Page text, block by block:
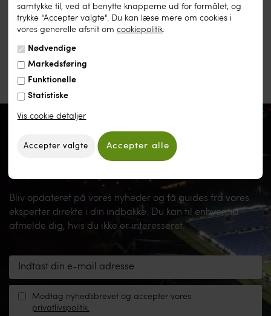
samtykke til, ved at benytte knapperne ud for formålet, og
trykke "Accepter valgte". Du kan læse mere om cookies i
vores generelle afsnit omcookiepolitik
Nødvendige
Markedsføring
Funktionelle
Statistiske
Vis cookie detaljer
NYHEDSBREV
Bliv opdateret på vores nyheder og få guides fra vores
eksperter direkte i din indbakke. Du kan til enhver tid
afmelde dig, hvis du ikke er interesseret.
Modtag nyhedsbrevet og accepter vores
privatlivspolitik.